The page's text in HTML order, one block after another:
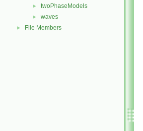
► twoPhaseModels
► waves
► File Members